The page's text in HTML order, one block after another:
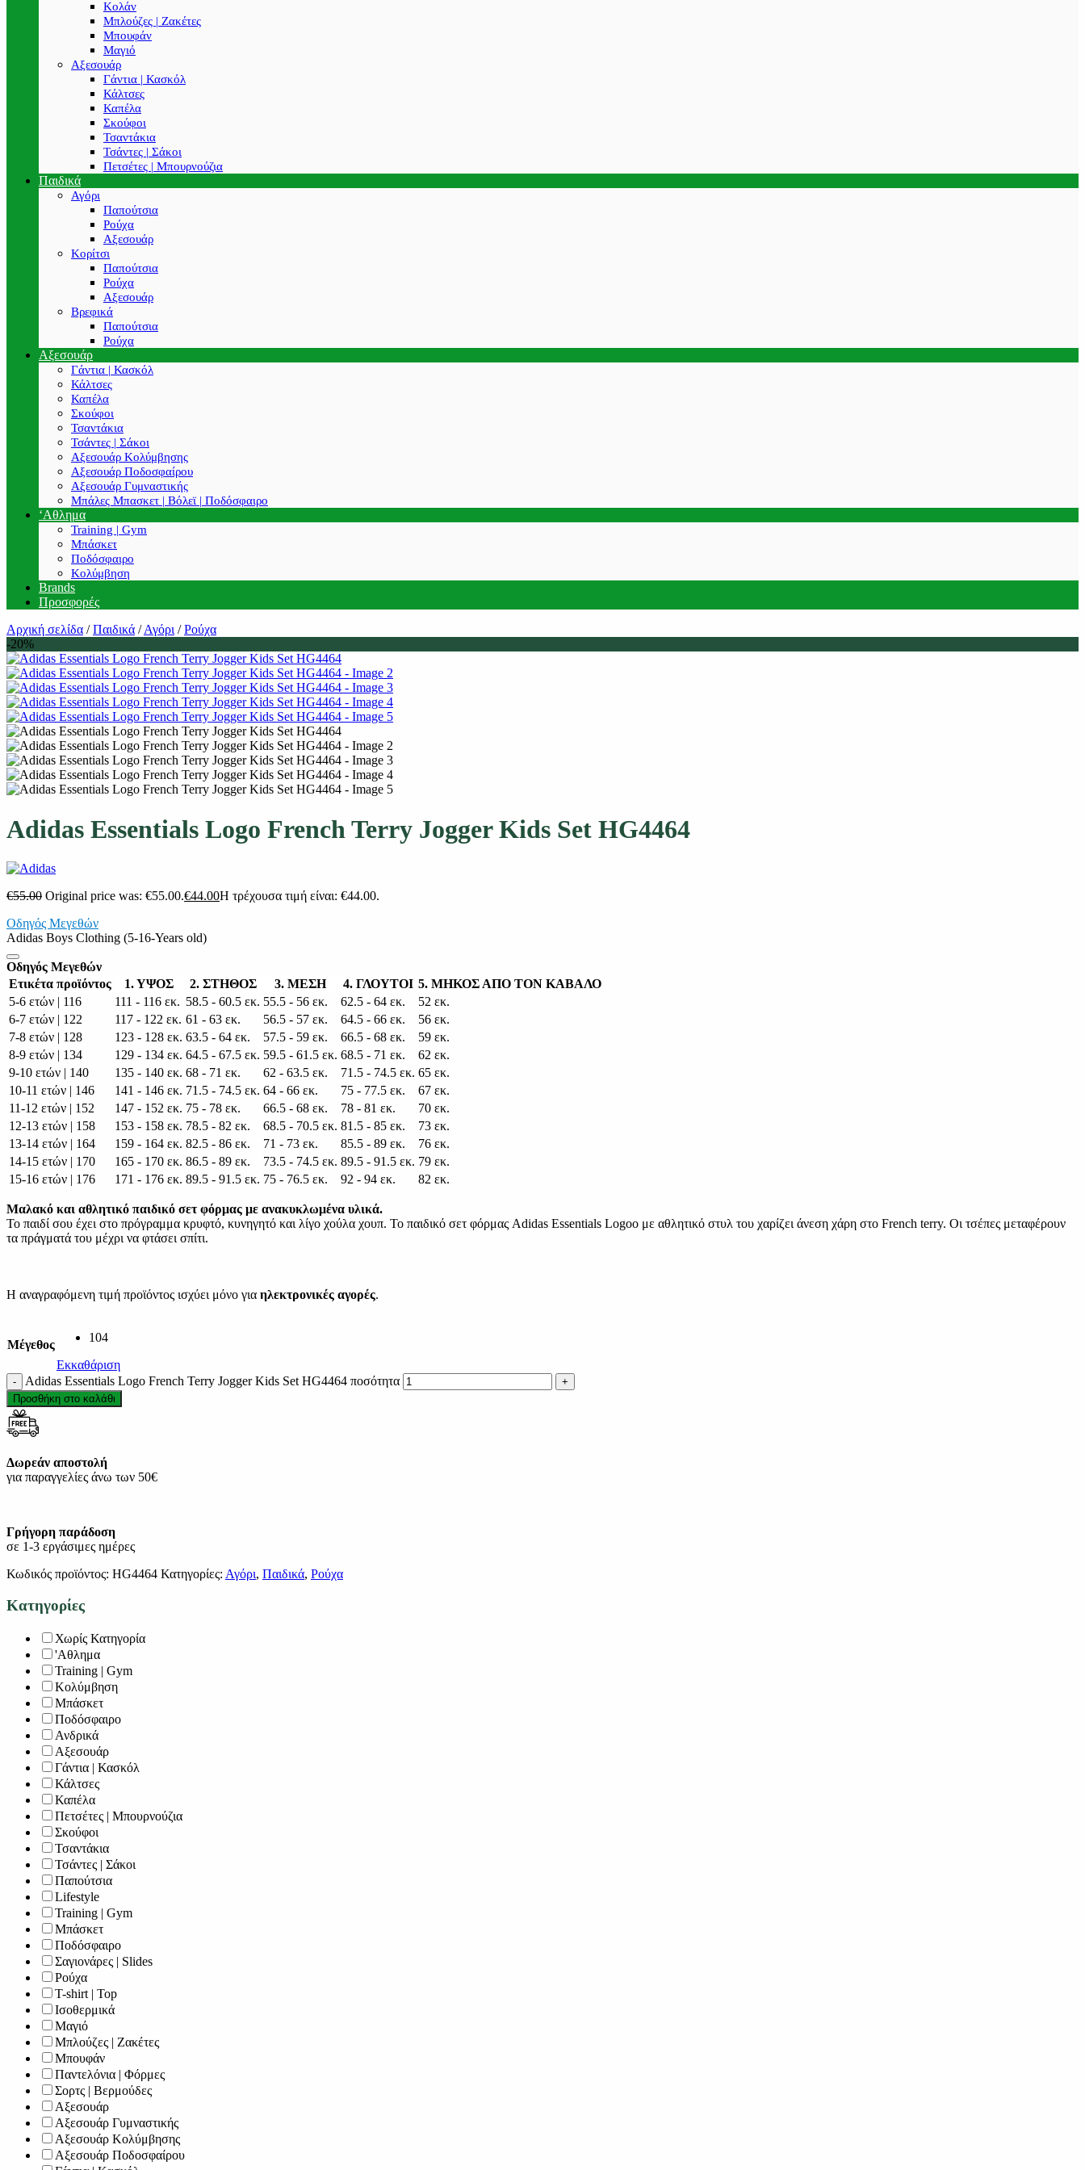
Κολάν
Μπλούζες | Ζακέτες
Μπουφάν
Μαγιό
Αξεσουάρ
Γάντια | Κασκόλ
Κάλτσες
Καπέλα
Σκούφοι
Τσαντάκια
Τσάντες | Σάκοι
Πετσέτες | Μπουρνούζια
Παιδικά
Αγόρι
Παπούτσια
Ρούχα
Αξεσουάρ
Κορίτσι
Παπούτσια
Ρούχα
Αξεσουάρ
Βρεφικά
Παπούτσια
Ρούχα
Αξεσουάρ
Γάντια | Κασκόλ
Κάλτσες
Καπέλα
Σκούφοι
Τσαντάκια
Τσάντες | Σάκοι
Αξεσουάρ Κολύμβησης
Αξεσουάρ Ποδοσφαίρου
Αξεσουάρ Γυμναστικής
Μπάλες Μπασκετ | Βόλεϊ | Ποδόσφαιρο
‘Αθλημα
Training | Gym
Μπάσκετ
Ποδόσφαιρο
Κολύμβηση
Brands
Προσφορές
Αρχική σελίδα / Παιδικά /Αγόρι / Ρούχα
-20%
Adidas Essentials Logo French Terry Jogger Kids Set HG4464
€55.00 Original price was: €55.00.€44.00Η τρέχουσα τιμή είναι: €44.00.
Οδηγός Μεγεθών
Adidas Boys Clothing (5-16-Years old)
Οδηγός Μεγεθών
Ετικέτα προϊόντος
1. ΥΨΟΣ 2. ΣΤΗΘΟΣ 3. ΜΕΣΗ 4. ΓΛΟΥΤΟΙ 5. ΜΗΚΟΣ ΑΠΟ ΤΟΝ ΚΑΒΑΛΟ
5-6 ετών | 116
111 - 116 εκ. 58.5 - 60.5 εκ. 55.5 - 56 εκ. 62.5 - 64 εκ.
52 εκ.
6-7 ετών | 122
117 - 122 εκ. 61 - 63 εκ. 56.5 - 57 εκ. 64.5 - 66 εκ.
56 εκ.
7-8 ετών | 128
123 - 128 εκ. 63.5 - 64 εκ. 57.5 - 59 εκ. 66.5 - 68 εκ.
59 εκ.
8-9 ετών | 134
129 - 134 εκ. 64.5 - 67.5 εκ. 59.5 - 61.5 εκ. 68.5 - 71 εκ.
62 εκ.
9-10 ετών | 140
135 - 140 εκ. 68 - 71 εκ. 62 - 63.5 εκ. 71.5 - 74.5 εκ. 65 εκ.
10-11 ετών | 146
141 - 146 εκ. 71.5 - 74.5 εκ. 64 - 66 εκ. 75 - 77.5 εκ.
67 εκ.
11-12 ετών | 152
147 - 152 εκ. 75 - 78 εκ. 66.5 - 68 εκ. 78 - 81 εκ.
70 εκ.
12-13 ετών | 158
153 - 158 εκ. 78.5 - 82 εκ. 68.5 - 70.5 εκ. 81.5 - 85 εκ.
73 εκ.
13-14 ετών | 164
159 - 164 εκ. 82.5 - 86 εκ. 71 - 73 εκ. 85.5 - 89 εκ.
76 εκ.
14-15 ετών | 170
165 - 170 εκ. 86.5 - 89 εκ. 73.5 - 74.5 εκ. 89.5 - 91.5 εκ. 79 εκ.
15-16 ετών | 176
171 - 176 εκ. 89.5 - 91.5 εκ. 75 - 76.5 εκ. 92 - 94 εκ. 82 εκ.
Μαλακό και αθλητικό παιδικό σετ φόρμας με ανακυκλωμένα υλικά.
Το παιδί σου έχει στο πρόγραμμα κρυφτό, κυνηγητό και λίγο χούλα χουπ. Το παιδικό σετ φόρμας Adidas Essentials Logoo με αθλητικό στυλ του χαρίζει άνεση χάρη στο French terry. Οι τσέπες μεταφέρουν
τα πράγματά του μέχρι να φτάσει σπίτι.
Η αναγραφόμενη τιμή προϊόντος ισχύει μόνο για ηλεκτρονικές αγορές.
Μέγεθος
104
Εκκαθάριση
Adidas Essentials Logo French Terry Jogger Kids Set HG4464 ποσότητα
Προσθήκη στο καλάθι
Δωρεάν αποστολή
για παραγγελίες άνω των 50€
Γρήγορη παράδοση
σε 1-3 εργάσιμες ημέρες
Κωδικός προϊόντος: HG4464 Κατηγορίες: Αγόρι, Παιδικά, Ρούχα
Κατηγορίες
Χωρίς Κατηγορία
'Αθλημα
Training | Gym
Κολύμβηση
Μπάσκετ
Ποδόσφαιρο
Ανδρικά
Αξεσουάρ
Γάντια | Κασκόλ
Κάλτσες
Καπέλα
Πετσέτες | Μπουρνούζια
Σκούφοι
Τσαντάκια
Τσάντες | Σάκοι
Παπούτσια
Lifestyle
Training | Gym
Μπάσκετ
Ποδόσφαιρο
Σαγιονάρες | Slides
Ρούχα
T-shirt | Top
Ισοθερμικά
Μαγιό
Μπλούζες | Ζακέτες
Μπουφάν
Παντελόνια | Φόρμες
Σορτς | Βερμούδες
Αξεσουάρ
Αξεσουάρ Γυμναστικής
Αξεσουάρ Κολύμβησης
Αξεσουάρ Ποδοσφαίρου